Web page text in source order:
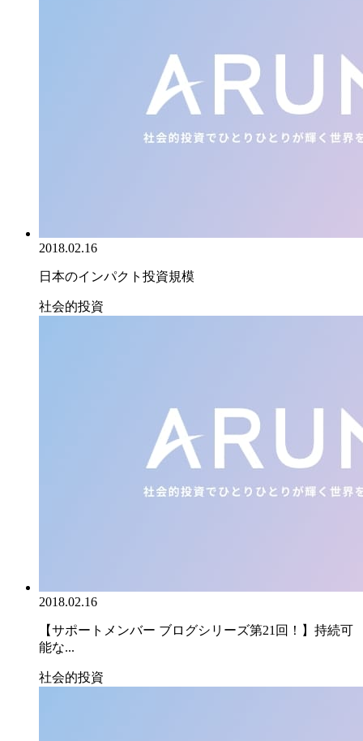
2018.02.16
日本のインパクト投資規模
社会的投資
2018.02.16
【サポートメンバー ブログシリーズ第21回！】持続可
能な...
社会的投資